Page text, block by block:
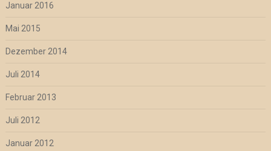
Januar 2016
Mai 2015
Dezember 2014
Juli 2014
Februar 2013
Juli 2012
Januar 2012